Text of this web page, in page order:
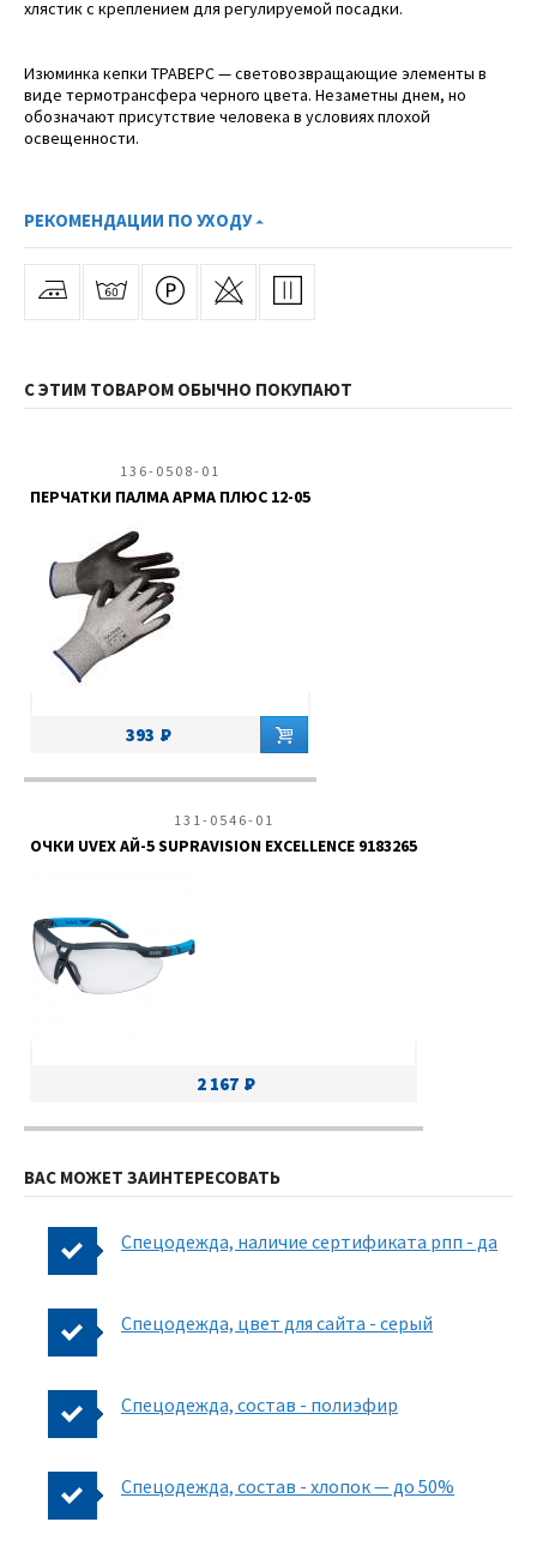
хлястик с креплением для регулируемой посадки.
Изюминка кепки ТРАВЕРС — световозвращающие элементы в
виде термотрансфера черного цвета. Незаметны днем, но
обозначают присутствие человека в условиях плохой
освещенности.
РЕКОМЕНДАЦИИ ПО УХОДУ
С ЭТИМ ТОВАРОМ ОБЫЧНО ПОКУПАЮТ
136-0508-01
ПЕРЧАТКИ ПАЛМА АРМА ПЛЮС 12-05
393
131-0546-01
ОЧКИ UVEX АЙ-5 SUPRAVISION EXCELLENCE 9183265
2 167
ВАС МОЖЕТ ЗАИНТЕРЕСОВАТЬ
Спецодежда, наличие сертификата рпп - да
Спецодежда, цвет для сайта - серый
Спецодежда, состав - полиэфир
Спецодежда, состав - хлопок — до 50%